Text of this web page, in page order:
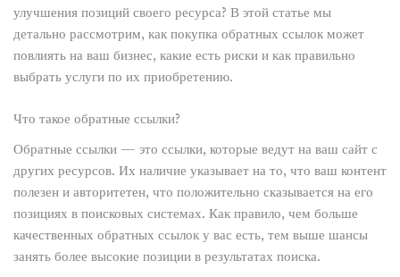
улучшения позиций своего ресурса? В этой статье мы
детально рассмотрим, как покупка обратных ссылок может
повлиять на ваш бизнес, какие есть риски и как правильно
выбрать услуги по их приобретению.
Что такое обратные ссылки?
Обратные ссылки — это ссылки, которые ведут на ваш сайт с
других ресурсов. Их наличие указывает на то, что ваш контент
полезен и авторитетен, что положительно сказывается на его
позициях в поисковых системах. Как правило, чем больше
качественных обратных ссылок у вас есть, тем выше шансы
занять более высокие позиции в результатах поиска.